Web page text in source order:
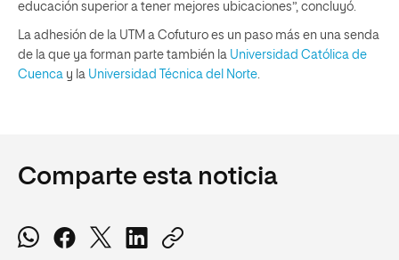
educación superior a tener mejores ubicaciones”, concluyó.
La adhesión de la UTM a Cofuturo es un paso más en una senda
de la que ya forman parte también la Universidad Católica de
Cuenca y la Universidad Técnica del Norte.
Comparte esta noticia